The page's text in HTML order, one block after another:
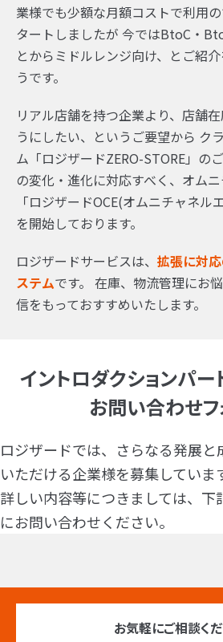
業様でも少額な月額コストで利用
タートしましたが 今ではBtoC・
とからミドルレンジ向け、とご紹
うです。
リアル店舗を持つ企業より、店舗
うにしたい、というご要望から ク
ム「ロジザードZERO-STORE」の
の変化・進化に対応すべく、オム
「ロジザードOCE(オムニチャネル
を開始しております。
ロジザードサービスは、 拡張に対
ステムです。 在庫、物流管理にお
信をもっておすすめいたします。
イントロダクションパー
お問い合わせフ
ロジザードでは、さらなる発展
いただける企業様を募集していま
詳しい内容等につきましては、下
にお問い合わせください。
お気軽にご相談く